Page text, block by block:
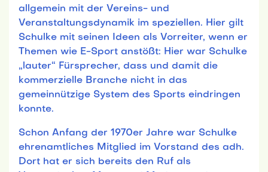
allgemein mit der Vereins- und
Veranstaltungsdynamik im speziellen. Hier gilt
Schulke mit seinen Ideen als Vorreiter, wenn er
Themen wie E-Sport anstößt: Hier war Schulke
„lauter“ Fürsprecher, dass und damit die
kommerzielle Branche nicht in das
gemeinnützige System des Sports eindringen
konnte.
Schon Anfang der 1970er Jahre war Schulke
ehrenamtliches Mitglied im Vorstand des adh.
Dort hat er sich bereits den Ruf als